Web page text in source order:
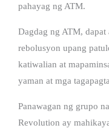
pahayag ng ATM.
Dagdag ng ATM, dapat
rebolusyon upang
katiwalian at
yaman at mga
Panawagan ng grupo
Revolution ay